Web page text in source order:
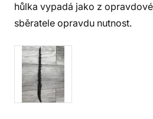
hůlka vypadá jako z
sběratele opravdu nutnost.